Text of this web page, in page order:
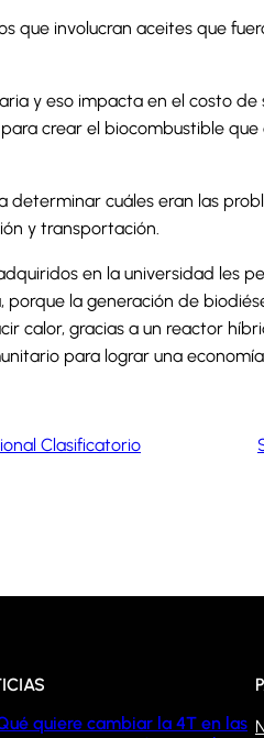
que involucran aceites que
y eso impacta en el costo
crear el biocombustible
determinar cuáles eran las
y transportación.
en la universidad
la generación de
calor, gracias a un reactor
para lograr una
Clasificatorio
quiere cambiar la 4T en las